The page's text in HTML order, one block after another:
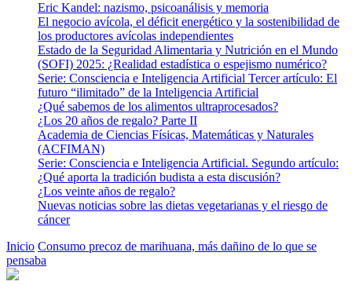
Eric Kandel: nazismo, psicoanálisis y memoria
El negocio avícola, el déficit energético y la sostenibilidad de
los productores avícolas independientes
Estado de la Seguridad Alimentaria y Nutrición en el Mundo
(SOFI) 2025: ¿Realidad estadística o espejismo numérico?
Serie: Consciencia e Inteligencia Artificial Tercer artículo: El
futuro “ilimitado” de la Inteligencia Artificial
¿Qué sabemos de los alimentos ultraprocesados?
¿Los 20 años de regalo? Parte II
Academia de Ciencias Físicas, Matemáticas y Naturales
(ACFIMAN)
Serie: Consciencia e Inteligencia Artificial. Segundo artículo:
¿Qué aporta la tradición budista a esta discusión?
¿Los veinte años de regalo?
Nuevas noticias sobre las dietas vegetarianas y el riesgo de
cáncer
Inicio Consumo precoz de marihuana, más dañino de lo que se
pensaba